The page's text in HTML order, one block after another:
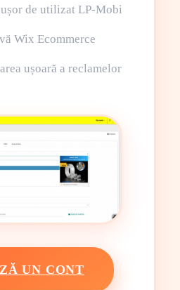
de utilizat LP-Mobi
Wix Ecommerce
ușoară a reclamelor
UN CONT